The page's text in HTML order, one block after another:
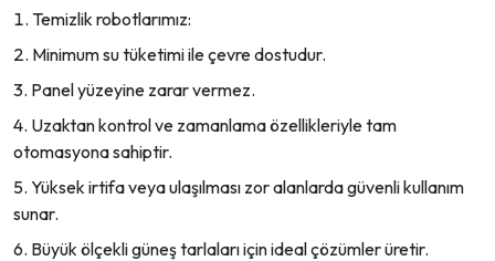
Temizlik robotlarımız:
Minimum su tüketimi ile çevre dostudur.
Panel yüzeyine zarar vermez.
Uzaktan kontrol ve zamanlama özellikleriyle tam
otomasyona sahiptir.
Yüksek irtifa veya ulaşılması zor alanlarda güvenli kullanım
sunar.
Büyük ölçekli güneş tarlaları için ideal çözümler üretir.